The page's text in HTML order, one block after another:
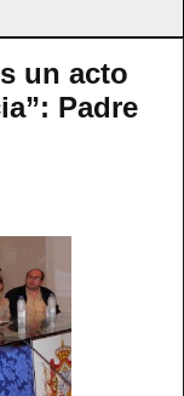
un acto
Padre